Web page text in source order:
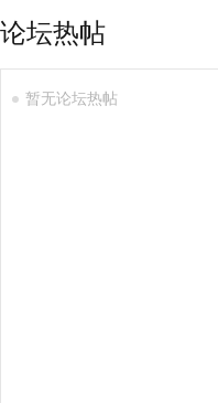
论坛热帖
暂无论坛热帖